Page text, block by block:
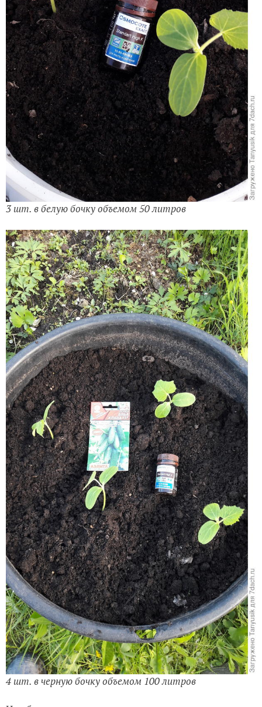
3 шт. в белую бочку объемом 50 литров
4 шт. в черную бочку объемом 100 литров